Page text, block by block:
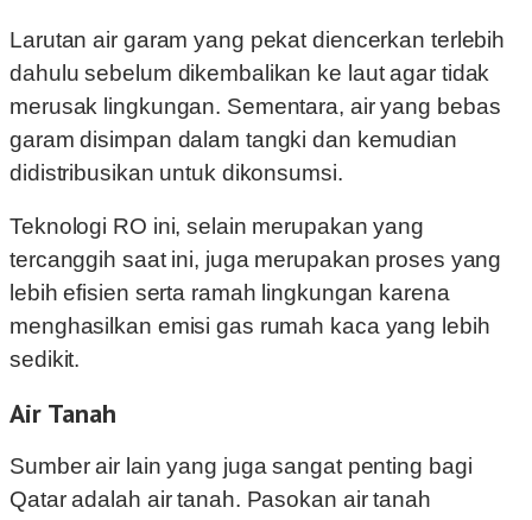
Larutan air garam yang pekat diencerkan terlebih
dahulu sebelum dikembalikan ke laut agar tidak
merusak lingkungan. Sementara, air yang bebas
garam disimpan dalam tangki dan kemudian
didistribusikan untuk dikonsumsi.
Teknologi RO ini, selain merupakan yang
tercanggih saat ini, juga merupakan proses yang
lebih efisien serta ramah lingkungan karena
menghasilkan emisi gas rumah kaca yang lebih
sedikit.
Air Tanah
Sumber air lain yang juga sangat penting bagi
Qatar adalah air tanah. Pasokan air tanah